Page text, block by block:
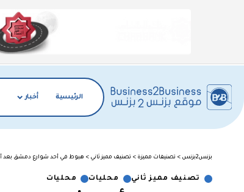
الرئيسية أخبار
بزنس2بزنس > تصنيفات مميزة > تصنيف مميز ثاني > هبوط في أحد شوارع دمشق بعد
تصنيف مميز ثاني محليات محليات